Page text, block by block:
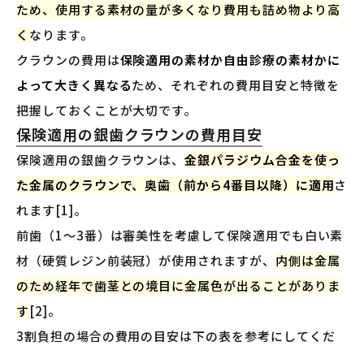
ため、使用する素材の量が多くなり費用も詰め物より高
く なります。
クラウンの費用は保険適用の素材か自由診療の素材かに
よって大きく異なるため、それぞれの費用目安と特徴を
把握しておくことが大切です。
保険適用の銀歯クラウンの費用目安
保険適用の銀歯クラウンは、金銀パラジウム合金を使っ
た金属のクラウンで、奥歯（前から4番目以降）に適用さ
れます[1]。
前歯（1〜3番）は審美性を考慮して保険適用でも白い素
材（硬質レジン前装冠）が使用されますが、 内側は金属
のため経年で歯茎との境目に金属色が出ることがありま
す[2]。
3割負担の場合の費用の目安は下の表を参考にしてくだ